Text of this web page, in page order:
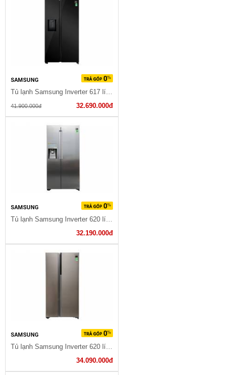
SAMSUNG
Tủ lạnh Samsung Inverter 617 lít RS64R53012C/SV
41.900.000đ 32.690.000đ
SAMSUNG
Tủ lạnh Samsung Inverter 620 lít RS58K6667SL/SV
32.190.000đ
SAMSUNG
34.090.000đ